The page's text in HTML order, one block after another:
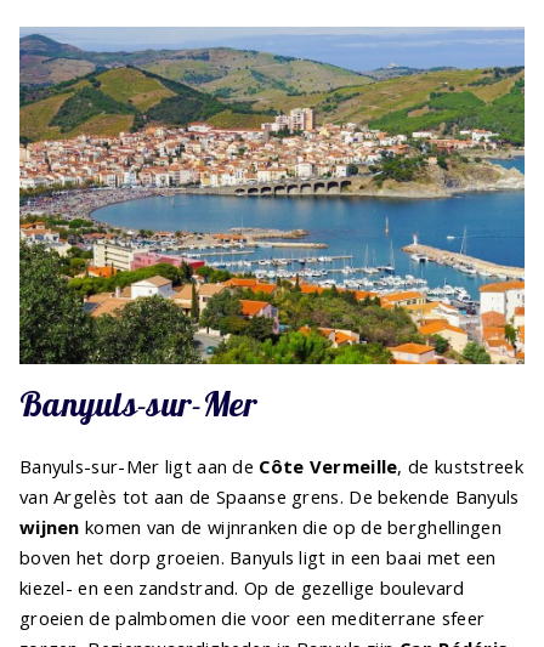
Banyuls-sur-Mer
Banyuls-sur-Mer ligt aan de Côte Vermeille, de kuststreek
van Argelès tot aan de Spaanse grens. De bekende Banyuls
wijnen komen van de wijnranken die op de berghellingen
boven het dorp groeien. Banyuls ligt in een baai met een
kiezel- en een zandstrand. Op de gezellige boulevard
groeien de palmbomen die voor een mediterrane sfeer